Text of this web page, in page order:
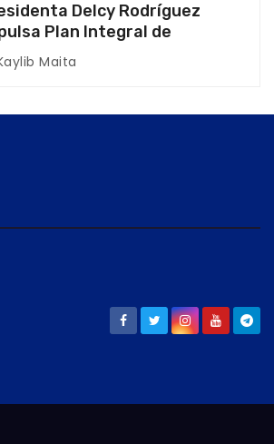
Delcy Rodríguez
Plan Integral de
Económica en La
Maita